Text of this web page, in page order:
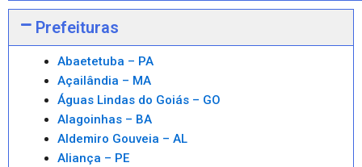
Prefeituras
Abaetetuba – PA
Açailândia – MA
Águas Lindas do Goiás – GO
Alagoinhas – BA
Aldemiro Gouveia – AL
Aliança – PE